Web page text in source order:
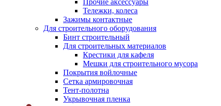
Прочие аксессуары
Тележки, колеса
Зажимы контактные
Для строительного оборудования
Бинт строительный
Для строительных материалов
Крестики для кафеля
Мешки для строительного мусора
Покрытия войлочные
Сетка армировочная
Тент-полотна
Укрывочная пленка